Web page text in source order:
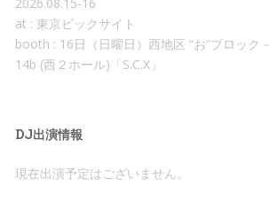
at : 東京ビックサイト
booth : 16日（日曜日）西地区 “お”ブロック－
14b (西２ホール)「S.C.X」
DJ出演情報
現在出演予定はございません。